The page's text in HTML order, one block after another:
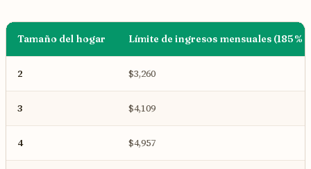
Tamaño del hogar Límite de ingresos mensuales (185%
2 $3,260
3 $4,109
4 $4,957